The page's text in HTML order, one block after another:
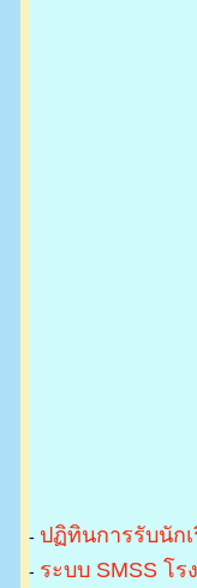
- ปฏิทินการรับนัก
- ระบบ SMSS โ